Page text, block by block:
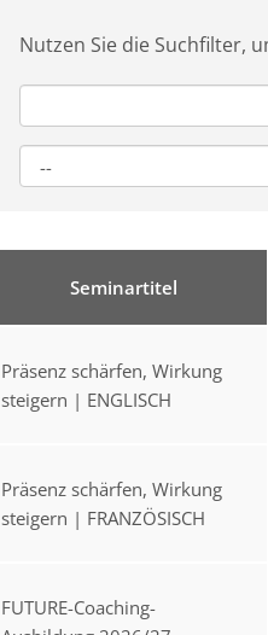
Nutzen Sie die Suchfilter,
Seminartitel
Präsenz schärfen, Wirkung
steigern | ENGLISCH
Präsenz schärfen, Wirkung
steigern | FRANZÖSISCH
FUTURE-Coaching-